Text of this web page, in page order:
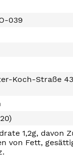
039
Koch-Straße
1,2g, davon
von Fett,